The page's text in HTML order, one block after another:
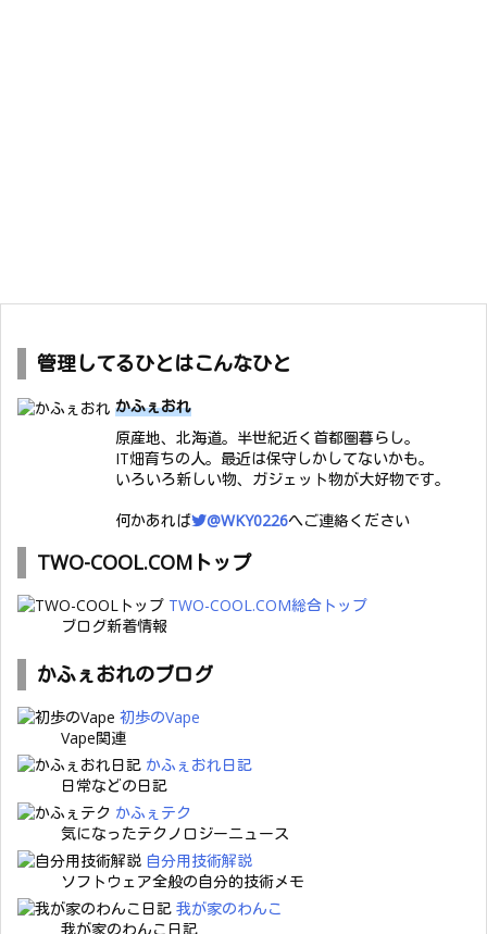
管理してるひとはこんなひと
かふぇおれ
原産地、北海道。半世紀近く首都圏暮らし。
IT畑育ちの人。最近は保守しかしてないかも。
いろいろ新しい物、ガジェット物が大好物です。
何かあれば
@WKY0226へご連絡ください
TWO-COOL.COMトップ
TWO-COOL.COM総合トップ
ブログ新着情報
かふぇおれのブログ
初歩のVape
Vape関連
かふぇおれ日記
日常などの日記
かふぇテク
気になったテクノロジーニュース
自分用技術解説
ソフトウェア全般の自分的技術メモ
我が家のわんこ
我が家のわんこ日記